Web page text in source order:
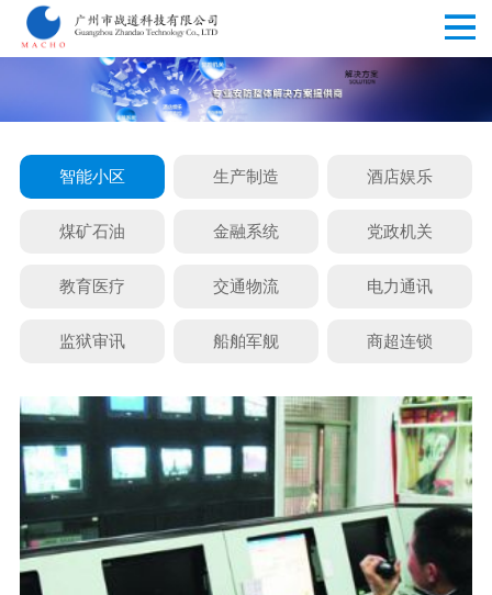
智能小区 生产制造 酒店娱乐
煤矿石油 金融系统 党政机关
教育医疗 交通物流 电力通讯
监狱审讯 船舶军舰 商超连锁